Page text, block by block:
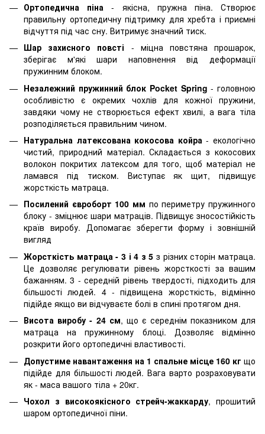
Ортопедична піна - якісна, пружна піна. Створює
правильну ортопедичну підтримку для хребта і приємні
відчуття під час сну. Витримує значний тиск.
Шар захисного повсті - міцна повстяна прошарок,
зберігає м'які шари наповнення від деформації
пружинним блоком.
Незалежний пружинний блок Pocket Spring - головною
особливістю є окремих чохлів для кожної пружини,
завдяки чому не створюється ефект хвилі, а вага тіла
розподіляється правильним чином.
Натуральна латексована кокосова койра- екологічно
чистий, природний матеріал. Складається з кокосових
волокон покритих латексом для того, щоб матеріал не
ламався під тиском. Виступає як щит, підвищує
жорсткість матраца.
Посилений євроборт 100 мм по периметру пружинного
блоку - зміцнює шари матраців. Підвищує зносостійкість
країв виробу. Допомагає зберегти форму і зовнішній
вигляд
Жорсткість матраца - 3 і 4 з 5 з різних сторін матраца.
Це дозволяє регулювати рівень жорсткості за вашим
бажанням. 3 - середній рівень твердості, підходить для
більшості людей. 4 - підвищена жорсткість, відмінно
підійде якщо ви відчуваєте болі в спині протягом дня.
Висота виробу - 24 см, що є середнім показником для
матраца на пружинному блоці. Дозволяє відмінно
розкрити його ортопедичні властивості.
Допустиме навантаження на 1 спальне місце 160 кг що
підійде для більшості людей. Вага варто розраховувати
як - маса вашого тіла + 20кг.
Чохол з високоякісного стрейч-жаккарду, прошитий
шаром ортопедичної піни.